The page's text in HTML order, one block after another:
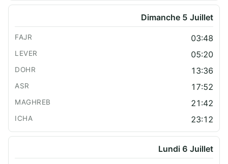
Dimanche 5 Juillet
03:48
05:20
13:36
17:52
21:42
23:12
Lundi 6 Juillet